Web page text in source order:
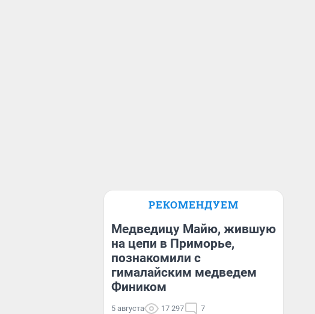
РЕКОМЕНДУЕМ
Медведицу Майю, жившую
на цепи в Приморье,
познакомили с
гималайским медведем
Фиником
5 августа 17 297 7